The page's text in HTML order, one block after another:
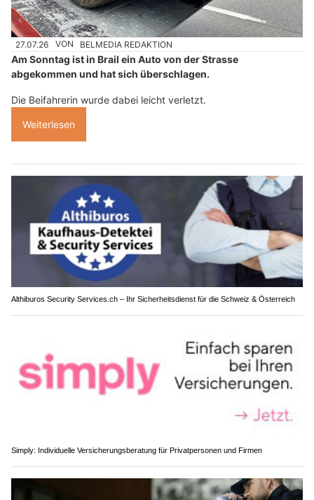
27.07.26 VON BELMEDIA REDAKTION
Am Sonntag ist in Brail ein Auto von der Strasse
abgekommen und hat sich überschlagen.
Die Beifahrerin wurde dabei leicht verletzt.
Weiterlesen
Althiburos Security Services.ch – Ihr Sicherheitsdienst für die Schweiz & Österreich
Simply: Individuelle Versicherungsberatung für Privatpersonen und Firmen